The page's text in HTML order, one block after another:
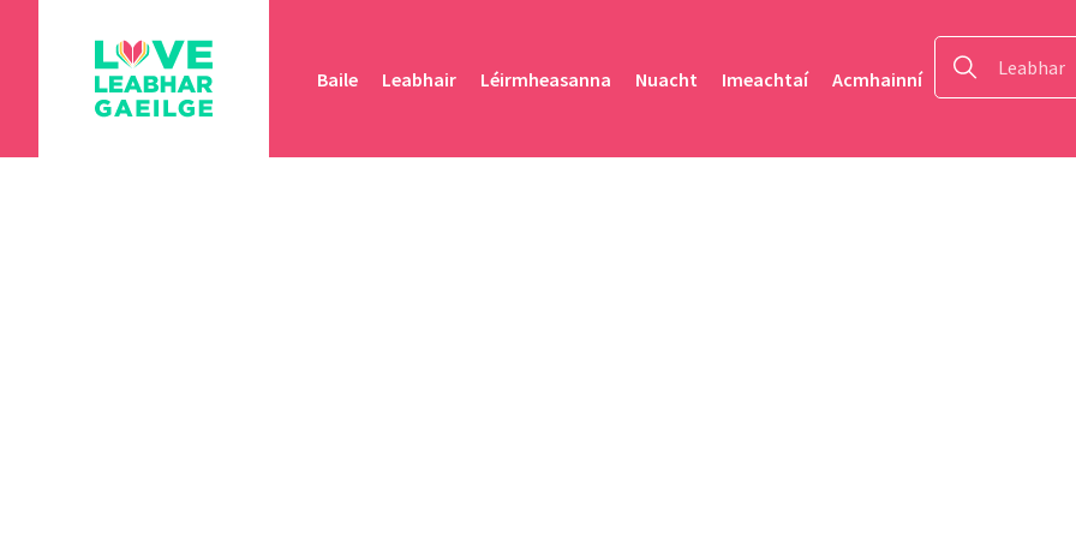
Baile Leabhair Léirmheasanna Nuacht Imeachtaí Acmhainní